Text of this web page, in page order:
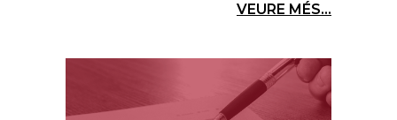
VEURE MÉS...